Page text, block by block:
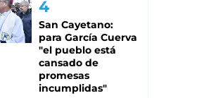
San Cayetano:
para García Cuerva
"el pueblo está
cansado de
promesas
incumplidas"